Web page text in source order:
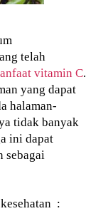
telah
vitamin C.
yang dapat
halaman-
tidak banyak
ini dapat
sebagai
: